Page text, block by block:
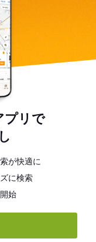
プリで
が快適に
に検索
始